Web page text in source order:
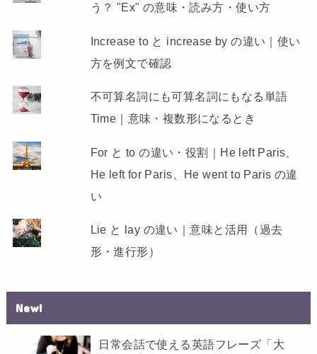
う？ "Ex" の意味・読み方・使い方
Increase to と increase by の違い｜使い
方を例文で確認
不可算名詞にも可算名詞にもなる単語
Time｜意味・複数形になるとき
For と to の違い・役割｜He left Paris、
He left for Paris、He went to Paris の違
い
Lie と lay の違い｜意味と活用（過去
形・進行形）
New!
日常会話で使える英語フレーズ「大